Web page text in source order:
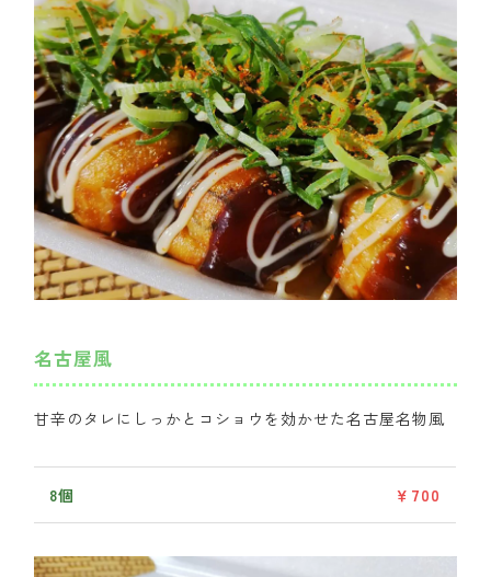
名古屋風
甘辛のタレにしっかとコショウを効かせた名古屋名物風
8個 ￥700